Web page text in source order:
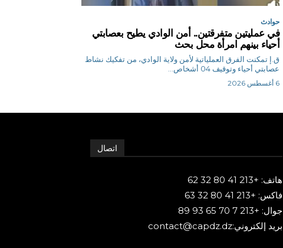
حوادث
في عمليتين متفرقتين.. أمن الوادي يطيح بعصابتي
أحياء بينهم امرأة محل بحث
ق.إ تمكنت الفرق العملياتية لأمن ولاية الوادي، من تفكيك نشاط
عصابتي أحياء وتوقيف 04 أشخاص...
6 أغسطس 2026
اتصال
هاتف: +213 41 80 32 62
فاكس: +213 41 80 32 63
جوال: +213 7 70 65 93 89
بريد إلكتروني:contact@capdz.dz